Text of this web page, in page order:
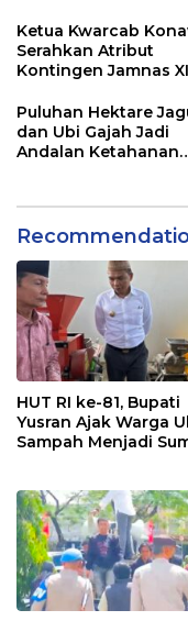
Ketua Kwarcab
Serahkan Atribut
Kontingen Jamnas
Puluhan Hektare
dan Ubi Gajah Jadi
Andalan Ketahanan
HUT RI ke-81, Bupati
Yusran Ajak Warga
Sampah Menjadi